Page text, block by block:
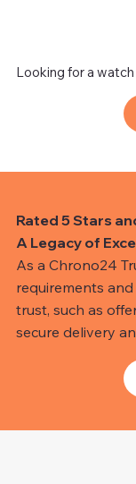
Looking for a
Rated 5 Stars
A Legacy of
As a Chrono24
requirements
trust, such as
secure delivery